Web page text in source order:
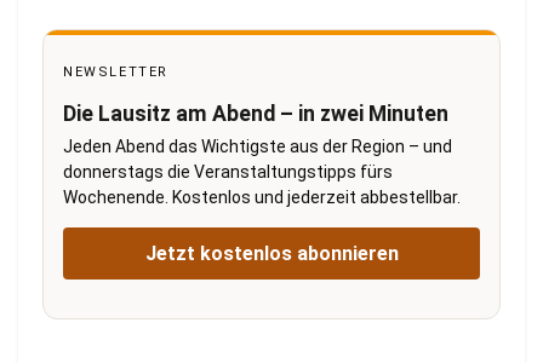
NEWSLETTER
Die Lausitz am Abend – in zwei Minuten
Jeden Abend das Wichtigste aus der Region – und
donnerstags die Veranstaltungstipps fürs
Wochenende. Kostenlos und jederzeit abbestellbar.
Jetzt kostenlos abonnieren